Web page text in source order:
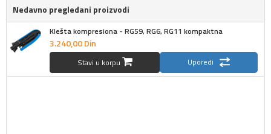
Nedavno pregledani proizvodi
Klešta kompresiona - RG59, RG6, RG11 kompaktna
3.240,00Din
Stavi u korpu Uporedi